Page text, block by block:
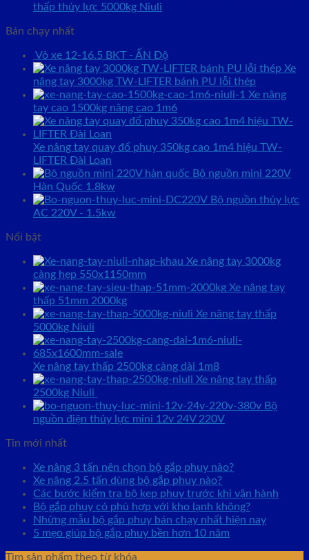
thấp thủy lực 5000kg Niuli
Bán chạy nhất
Vỏ xe 12-16.5 BKT - ẤN Độ
Xe
nâng tay 3000kg TW-LIFTER bánh PU lỗi thép
Xe nâng
tay cao 1500kg nâng cao 1m6
Xe nâng tay quay đổ phuy 350kg cao 1m4 hiệu TW-
LIFTER Đài Loan
Bộ nguồn mini 220V
Hàn Quốc 1.8kw
Bộ nguồn thủy lực
AC 220V - 1.5kw
Nổi bật
Xe nâng tay 3000kg
càng hẹp 550x1150mm
Xe nâng tay
thấp 51mm 2000kg
Xe nâng tay thấp
5000kg Niuli
Xe nâng tay thấp 2500kg càng dài 1m8
Xe nâng tay thấp
2500kg Niuli
Bộ
nguồn điện thủy lực mini 12v 24V 220V
Tin mới nhất
Xe nâng 3 tấn nên chọn bộ gắp phuy nào?
Xe nâng 2.5 tấn dùng bộ gắp phuy nào?
Các bước kiểm tra bộ kẹp phuy trước khi vận hành
Bộ gắp phuy có phù hợp với kho lạnh không?
Những mẫu bộ gắp phuy bán chạy nhất hiện nay
5 mẹo giúp bộ gắp phuy bền hơn 10 năm
Tìm sản phẩm theo từ khóa